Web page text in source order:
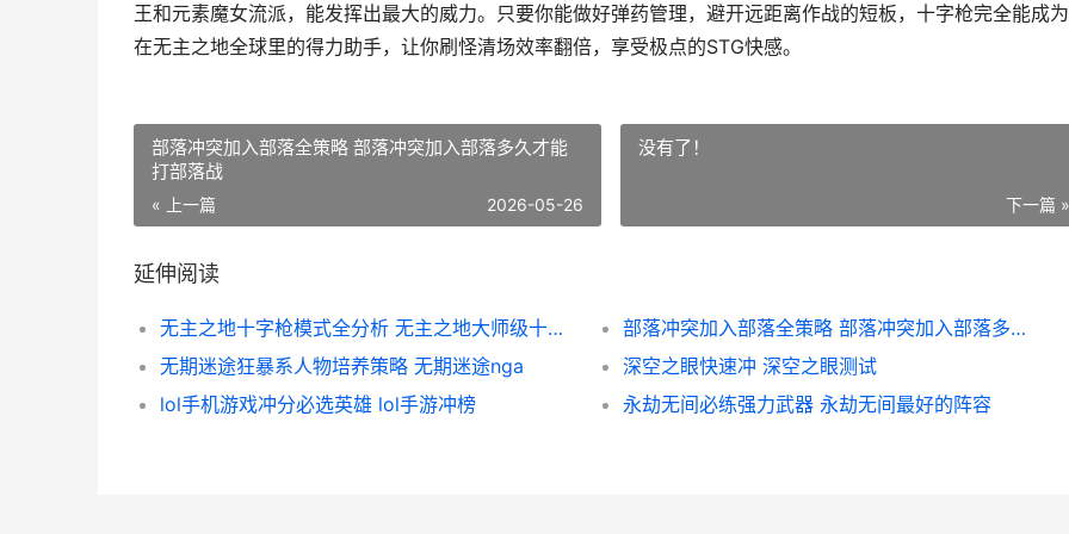
王和元素魔女流派，能发挥出最大的威力。只要你能做好弹药管理，避开远距离作战的短板，十字枪完全能成
在无主之地全球里的得力助手，让你刷怪清场效率翻倍，享受极点的STG快感。
部落冲突加入部落全策略 部落冲突加入部落多久才能
打部落战
« 上一篇 2026-05-26
没有了！
下一篇 »
延伸阅读
无主之地十字枪模式全分析 无主之地大师级十字弓
部落冲突加入部落全策略 部落冲突加入部落多久才能打部落战
无期迷途狂暴系人物培养策略 无期迷途nga
深空之眼快速冲 深空之眼测试
lol手机游戏冲分必选英雄 lol手游冲榜
永劫无间必练强力武器 永劫无间最好的阵容